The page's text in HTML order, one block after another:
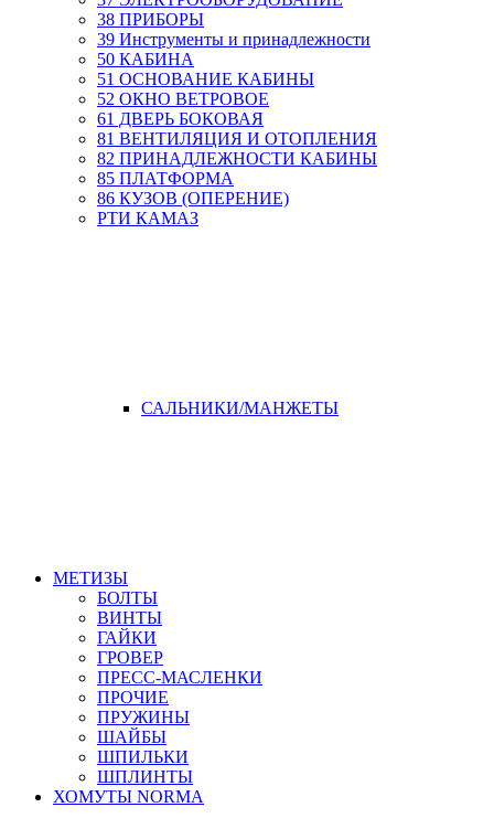
38 ПРИБОРЫ
39 Инструменты и принадлежности
50 КАБИНА
51 ОСНОВАНИЕ КАБИНЫ
52 ОКНО ВЕТРОВОЕ
61 ДВЕРЬ БОКОВАЯ
81 ВЕНТИЛЯЦИЯ И ОТОПЛЕНИЯ
82 ПРИНАДЛЕЖНОСТИ КАБИНЫ
85 ПЛАТФОРМА
86 КУЗОВ (ОПЕРЕНИЕ)
РТИ КАМАЗ
САЛЬНИКИ/МАНЖЕТЫ
МЕТИЗЫ
БОЛТЫ
ВИНТЫ
ГАЙКИ
ГРОВЕР
ПРЕСС-МАСЛЕНКИ
ПРОЧИЕ
ПРУЖИНЫ
ШАЙБЫ
ШПИЛЬКИ
ШПЛИНТЫ
ХОМУТЫ NORMA